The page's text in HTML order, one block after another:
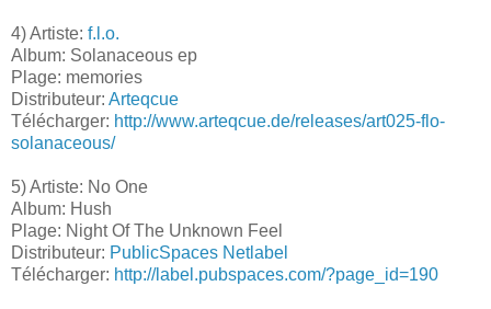
4) Artiste: f.l.o.
Album: Solanaceous ep
Plage: memories
Distributeur: Arteqcue
Télécharger: http://www.arteqcue.de/releases/art025-flo-
solanaceous/
5) Artiste: No One
Album: Hush
Plage: Night Of The Unknown Feel
Distributeur: PublicSpaces Netlabel
Télécharger: http://label.pubspaces.com/?page_id=190